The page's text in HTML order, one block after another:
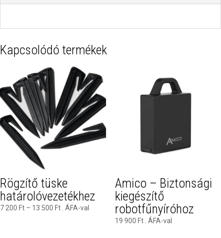
Kapcsolódó termékek
Rögzítő tüske
határolóvezetékhez
7 200 Ft – 13 500 FtÁrtartomány:
. ÁFA-val
Amico – Biztonsági
kiegészítő
robotfűnyíróhoz
19 900 Ft . ÁFA-val